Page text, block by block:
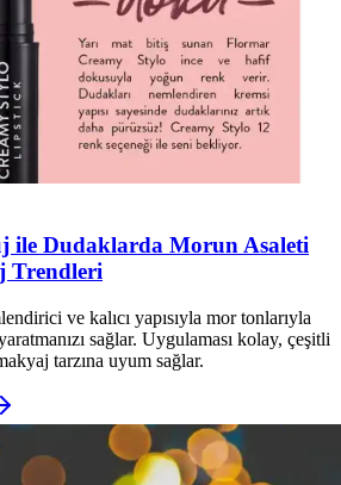
ile Dudaklarda Morun Asaleti
Trendleri
ve kalıcı yapısıyla mor tonlarıyla
sağlar. Uygulaması kolay, çeşitli
tarzına uyum sağlar.